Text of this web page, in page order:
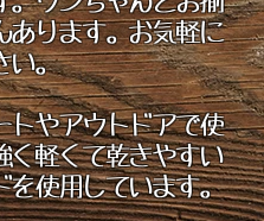
あります。お気軽に
い。
トやアウトドアで使
く軽くて乾きやすい
を使用しています。